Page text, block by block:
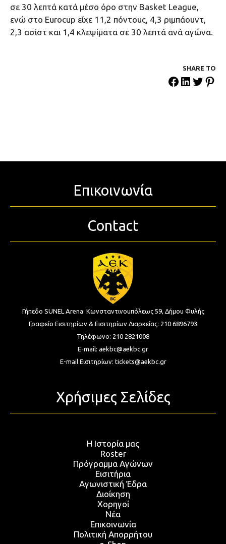
σε 30 λεπτά κατά μέσο όρο στην Basket League,
ενώ στο Eurocup είχε 11,2 πόντους, 4,3 ριμπάουντ,
2,3 ασίστ και 1,4 κλεψίματα σε 30 λεπτά ανά αγώνα.
SHARE ΤΟ
Επικοινωνία
Contact
Γήπεδο SUNEL Arena: Κωνσταντινουπόλεως 59, Δήμου Φυλής
Γραφείο Εισιτηρίων & Εισιτηρίων Διαρκείας: 210 6896793
Τηλέφωνο: 210 2821008
E-mail: aekbc@aekbc.gr
E-mail Εισιτηρίων: tickets@aekbc.gr
Χρήσιμες Σελίδες
Η Ιστορία μας
Roster
Πρόγραμμα Αγώνων
Εισιτήρια
Αγωνιστική Έδρα
Διοίκηση
Χορηγοί
Νέα
Επικοινωνία
Πολιτική Απορρήτου